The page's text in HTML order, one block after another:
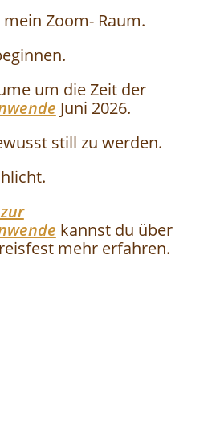
Zoom- Raum.
um die Zeit der
Juni 2026.
still zu werden.
kannst du über
mehr erfahren.